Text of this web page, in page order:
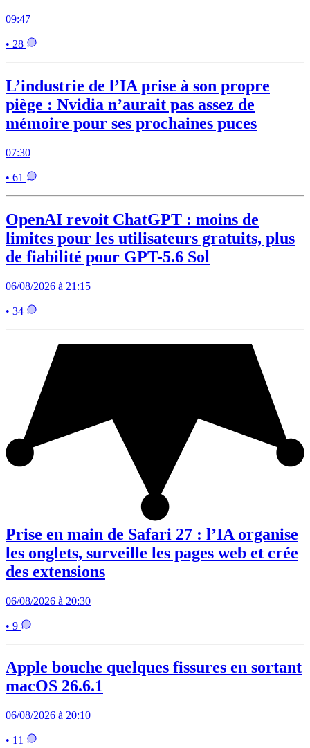
09:47
• 28
L’industrie de l’IA prise à son propre
piège : Nvidia n’aurait pas assez de
mémoire pour ses prochaines puces
07:30
• 61
OpenAI revoit ChatGPT : moins de
limites pour les utilisateurs gratuits, plus
de fiabilité pour GPT-5.6 Sol
06/08/2026 à 21:15
• 34
Prise en main de Safari 27 : l’IA organise
les onglets, surveille les pages web et crée
des extensions
06/08/2026 à 20:30
• 9
Apple bouche quelques fissures en sortant
macOS 26.6.1
06/08/2026 à 20:10
• 11